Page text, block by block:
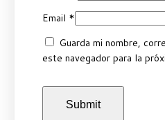
Email *
Guarda mi nombre,
este navegador para la